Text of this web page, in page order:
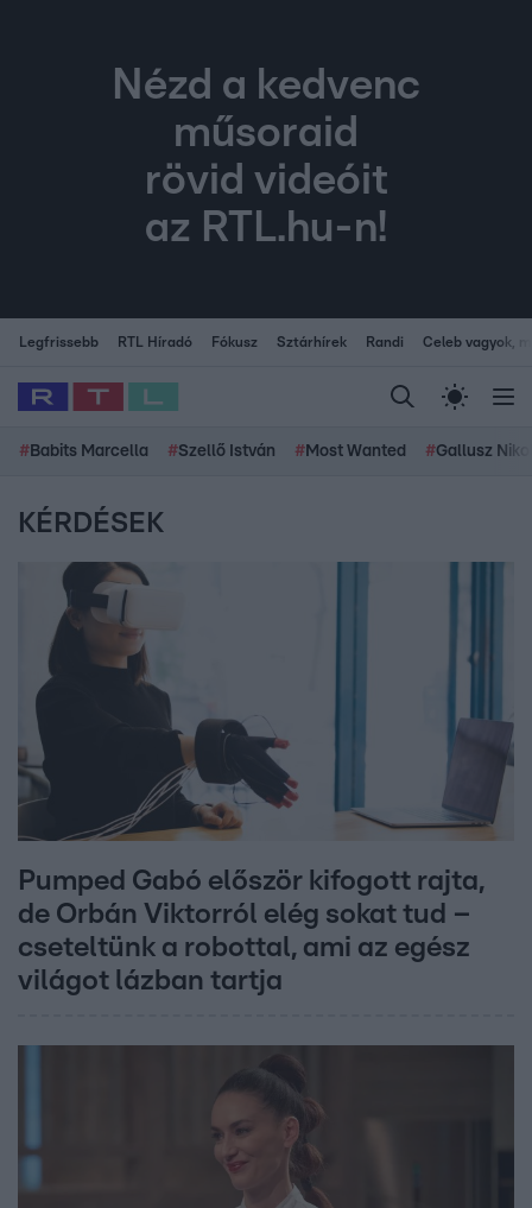
Nézd a kedvenc
műsoraid
rövid videóit
az RTL.hu-n!
Legfrissebb RTL Híradó Fókusz Sztárhírek Randi Celeb vagyok,
# Babits Marcella #Szellő István # Most Wanted #Gallusz
KÉRDÉSEK
Pumped Gabó először kifogott rajta,
de Orbán Viktorról elég sokat tud –
cseteltünk a robottal, ami az egész
világot lázban tartja